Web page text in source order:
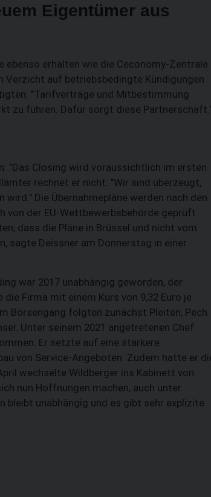
Eigentümer aus
ebenso erhalten wie die Ceconomy-Zentrale
Verzicht auf betriebsbedingte Kündigungen
"Tarifverträge und Mitbestimmung
zu führen. Dafür sorgt diese
"Das Closing wird voraussichtlich im ersten
rechnet er nicht: "Wir sind überzeugt,
Die Übernahmepläne werden nach den
von der EU-Wettbewerbsbehörde geprüft
dass die Pläne in Brüssel und nicht vom
sagte Deissner am Donnerstag in einer
war 2017 unabhängig geworden, der
Firma mit einem Kurs von 9,32 Euro je
Börsengang folgten zunächst Pleiten, Pech
Unter seinem 2021 angetretenen Chef
Er setzte auf eine stärkere
von Service-Angeboten. Zudem hatte er
wechselte Wildberger ins Kabinett von
nun Hoffnungen machen, auch unter
bleibt unabhängig und es gibt sehr explizite